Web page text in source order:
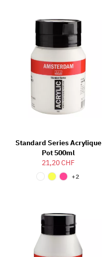
Standard Series Acrylique
Pot 500ml
21,20 CHF
+2